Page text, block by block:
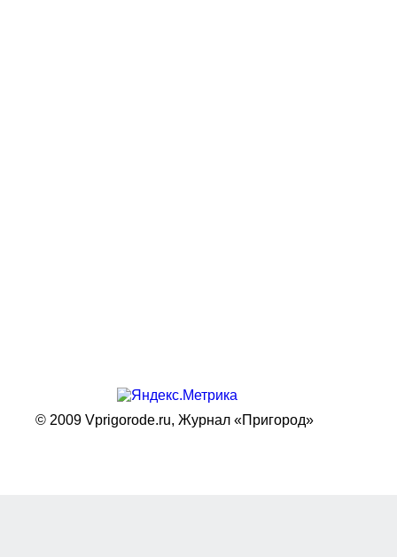
© 2009 Vprigorode.ru, Журнал «Пригород»